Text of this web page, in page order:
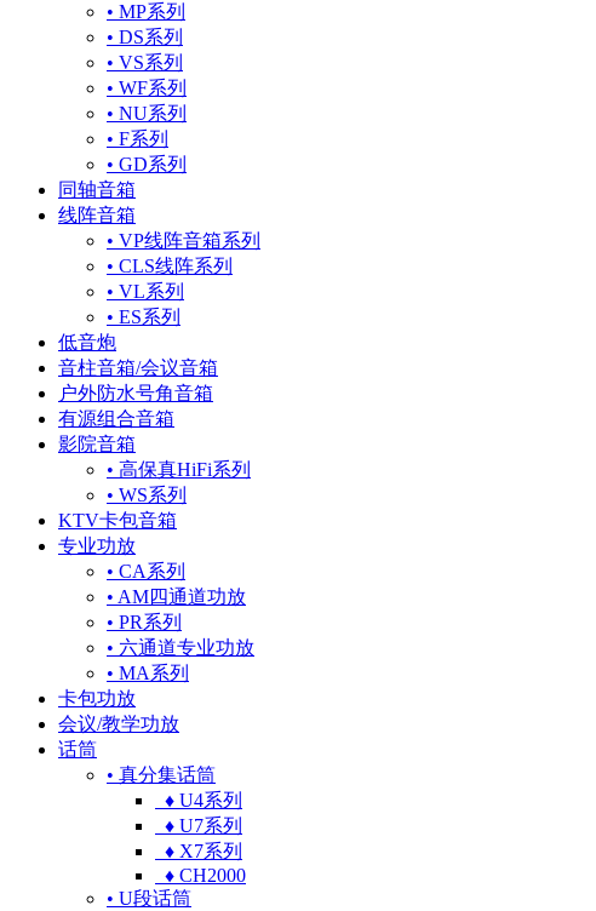
• MP系列
• DS系列
• VS系列
• WF系列
• NU系列
• F系列
• GD系列
同轴音箱
线阵音箱
• VP线阵音箱系列
• CLS线阵系列
• VL系列
• ES系列
低音炮
音柱音箱/会议音箱
户外防水号角音箱
有源组合音箱
影院音箱
• 高保真HiFi系列
• WS系列
KTV卡包音箱
专业功放
• CA系列
• AM四通道功放
• PR系列
• 六通道专业功放
• MA系列
卡包功放
会议/教学功放
话筒
• 真分集话筒
♦ U4系列
♦ U7系列
♦ X7系列
♦ CH2000
• U段话筒